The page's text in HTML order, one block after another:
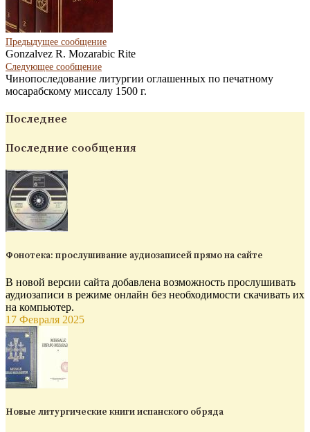
Предыдущее сообщение
Gonzalvez R. Mozarabic Rite
Следующее сообщение
Чинопоследование литургии оглашенных по печатному
мосарабскому миссалу 1500 г.
Последнее
Последние сообщения
Фонотека: прослушивание аудиозаписей прямо на сайте
В новой версии сайта добавлена возможность прослушивать
аудиозаписи в режиме онлайн без необходимости скачивать их
на компьютер.
17 Февраля 2025
Новые литургические книги испанского обряда